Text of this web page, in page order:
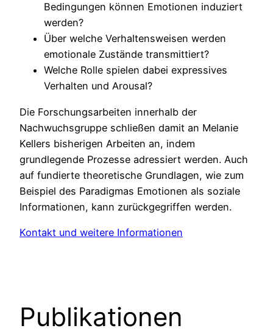
Bedingungen können Emotionen induziert
werden?
Über welche Verhaltensweisen werden
emotionale Zustände transmittiert?
Welche Rolle spielen dabei expressives
Verhalten und Arousal?
Die Forschungsarbeiten innerhalb der
Nachwuchsgruppe schließen damit an Melanie
Kellers bisherigen Arbeiten an, indem
grundlegende Prozesse adressiert werden. Auch
auf fundierte theoretische Grundlagen, wie zum
Beispiel des Paradigmas Emotionen als soziale
Informationen, kann zurückgegriffen werden.
Kontakt und weitere Informationen
Publikationen